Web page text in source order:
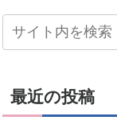
最近の投稿